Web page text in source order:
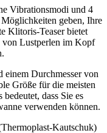
Vibrationsmodi und 4
geben, Ihre
Klitoris-Teaser bietet
von Lustperlen im Kopf
Durchmesser von
Größe für die meisten
dass Sie es
verwenden können.
Kautschuk)